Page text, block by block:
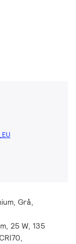
Grå,
25 W, 135